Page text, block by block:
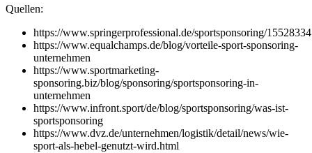
Quellen:
https://www.springerprofessional.de/sportsponsoring/15528334
https://www.equalchamps.de/blog/vorteile-sport-sponsoring-
unternehmen
https://www.sportmarketing-
sponsoring.biz/blog/sponsoring/sportsponsoring-in-
unternehmen
https://www.infront.sport/de/blog/sportsponsoring/was-ist-
sportsponsoring
https://www.dvz.de/unternehmen/logistik/detail/news/wie-
sport-als-hebel-genutzt-wird.html